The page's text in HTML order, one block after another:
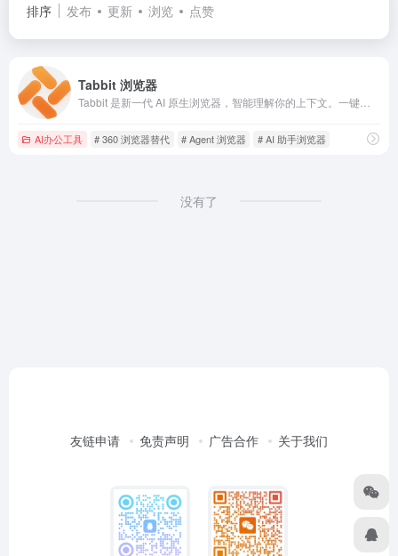
排序 发布 更新 浏览 点赞
Tabbit 浏览器
AI办公工具 # 360 浏览器替代 # Agent 浏览器 # AI 助手浏览器
没有了
友链申请 免责声明 广告合作 关于我们